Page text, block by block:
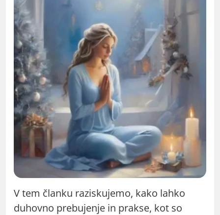
V tem članku raziskujemo, kako lahko
duhovno prebujenje in prakse, kot so